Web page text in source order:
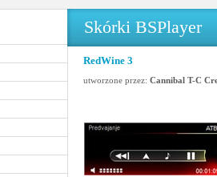
Skórki BSPlayer
RedWine 3
utworzone przez: Cannibal T-C